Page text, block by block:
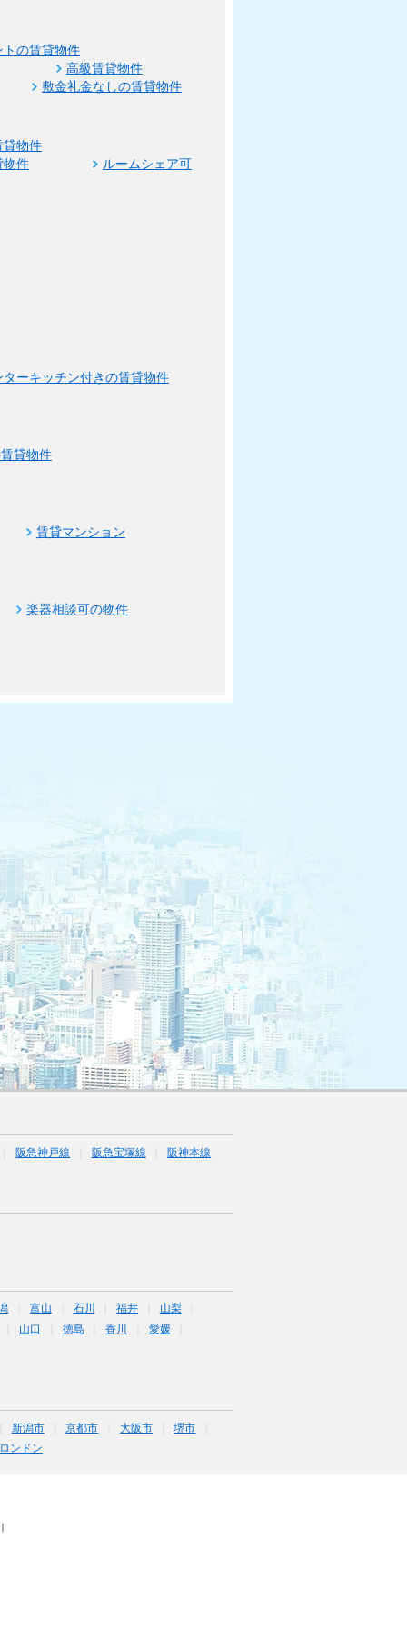
トの賃貸物件
高級賃貸物件
敷金礼金なしの賃貸物件
貸物件
物件
ルームシェア可
ターキッチン付きの賃貸物件
貸物件
賃貸マンション
楽器相談可の物件
阪急神戸線 阪急宝塚線 阪神本線
富山 石川 福井
山梨
山口 徳島 香川
愛媛
新潟市 京都市 大阪市
堺市
ロンドン